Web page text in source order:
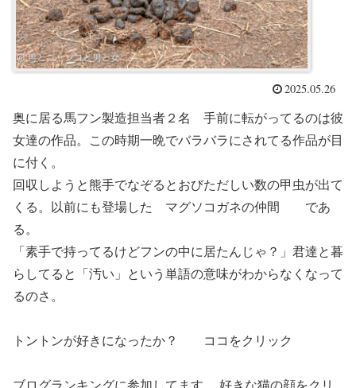
2025.05.26
奥に居る馬フン製造担当者２名 手前に転がってるのは彼
女達の作品。この時期一晩でバラバラにされてる作品が目
に付く。
回収しようと熊手でなぞるとおびただしい数の甲虫が出て
くる。以前にも登場した マグソコガネの仲間 であ
る。
「素手で持ってるけどフンの中に居たんじゃ？」君達と暮
らしてると「汚い」という単語の意味がわからなくなって
るのさ。
トントンが好きになったか？ ココをクリック
ブログランキングに参加してます。 好きな猫の顔をクリ